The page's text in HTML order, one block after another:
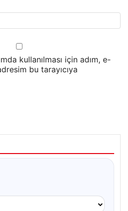
kullanılması için adım, e-
bu tarayıcıya